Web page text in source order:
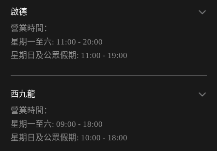
啟德
營業時間：
星期一至六: 11:00 - 20:00
星期日及公眾假期: 11:00 - 19:00
西九龍
營業時間：
星期一至六: 09:00 - 18:00
星期日及公眾假期: 10:00 - 18:00